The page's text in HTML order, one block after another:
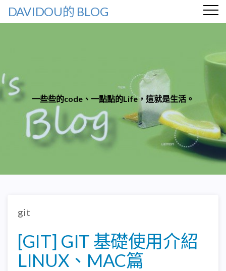
DAVIDOU的 BLOG
一些些的code、一點點的Life，這就是生活。
git
[GIT] GIT 基礎使用介紹
LINUX、MAC篇